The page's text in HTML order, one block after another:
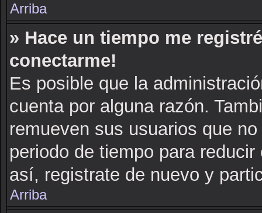
Arriba
» Hace un tiempo me
conectarme!
Es posible que la
cuenta por alguna razón.
remueven sus usuarios que
periodo de tiempo para
así, registrate de nuevo y
Arriba